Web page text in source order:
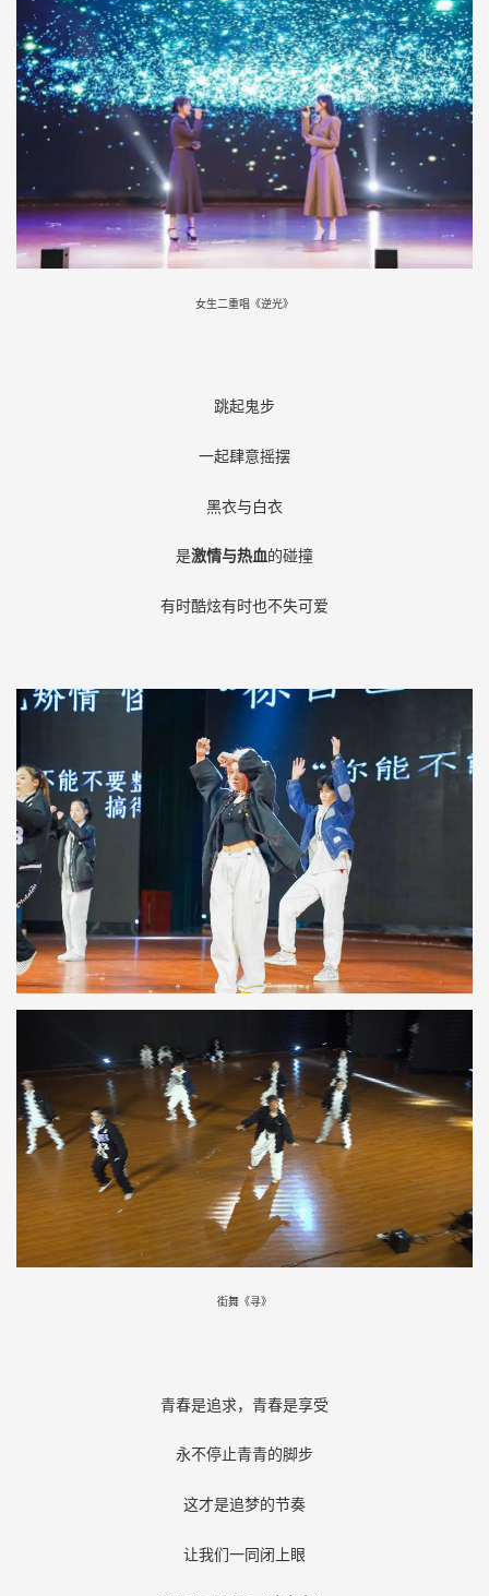
女生二重唱《逆光》
跳起鬼步
一起肆意摇摆
黑衣与白衣
是激情与热血的碰撞
有时酷炫有时也不失可爱
街舞《寻》
青春是追求，青春是享受
永不停止青青的脚步
这才是追梦的节奏
让我们一同闭上眼